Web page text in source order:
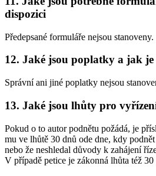
dispozici
Předepsané formuláře nejsou stanoveny.
12. Jaké jsou poplatky a jak
Správní ani jiné poplatky nejsou
13. Jaké jsou lhůty pro
Pokud o to autor podnětu požádá, je
mu ve lhůtě 30 dnů ode dne, kdy
nebo že neshledal důvody k zahájení
V případě petice je zákonná lhůta též 30